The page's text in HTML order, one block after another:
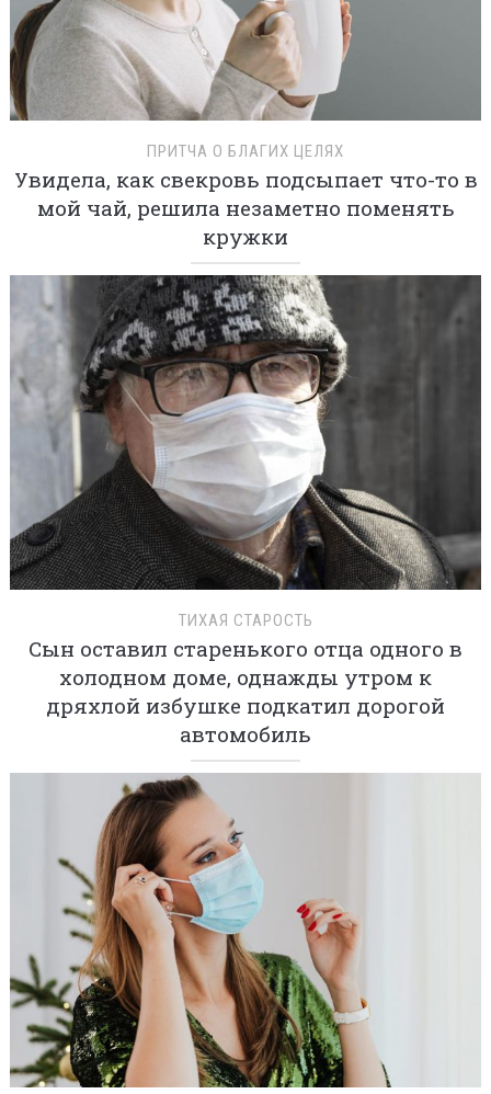
ПРИТЧА О БЛАГИХ ЦЕЛЯХ
Увидела, как свекровь подсыпает что-то в
мой чай, решила незаметно поменять
кружки
ТИХАЯ СТАРОСТЬ
Сын оставил старенького отца одного в
холодном доме, однажды утром к
дряхлой избушке подкатил дорогой
автомобиль